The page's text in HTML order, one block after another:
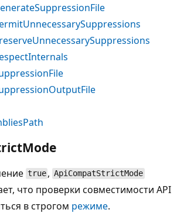
true , ApiCompatStrictMode
что проверки совместимости API
в строгом режиме.